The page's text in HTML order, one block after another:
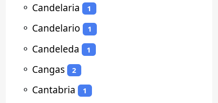
⚬ Candelaria 1
⚬ Candelario 1
⚬ Candeleda 1
⚬ Cangas 2
⚬ Cantabria 1